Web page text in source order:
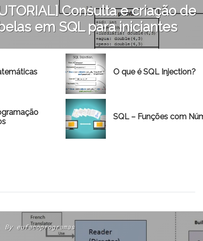
Consulta e criação de
em SQL para iniciantes
O que é SQL Injection?
SQL – Funções com
By eufacoprogramas